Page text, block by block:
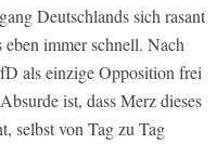
Deutschlands sich rasant
immer schnell. Nach
als einzige Opposition frei
ist, dass Merz dieses
selbst von Tag zu Tag